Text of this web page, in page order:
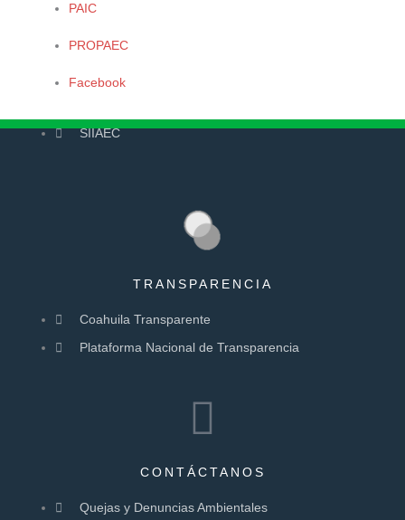
PAIC
PROPAEC
Facebook
Manuales
SIIAEC
TRANSPARENCIA
Coahuila Transparente
Plataforma Nacional de Transparencia
CONTÁCTANOS
Quejas y Denuncias Ambientales